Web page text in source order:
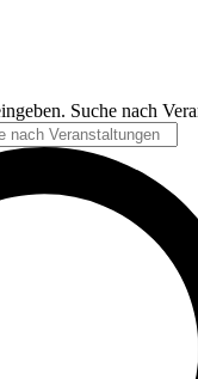
Suche nach